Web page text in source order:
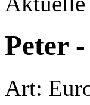
Peter
Art: